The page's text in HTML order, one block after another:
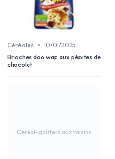
Céréales • 10/01/2025
Brioches doo wap aux pépites de
chocolat
Céréal-goûters aux raisins